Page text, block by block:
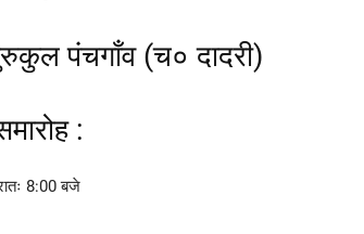
पंचगाँव (च० दादरी)
:
8:00 बजे